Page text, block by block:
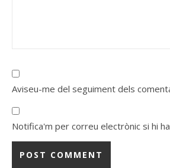
Aviseu-me del seguiment dels
Notifica'm per correu electrònic si hi